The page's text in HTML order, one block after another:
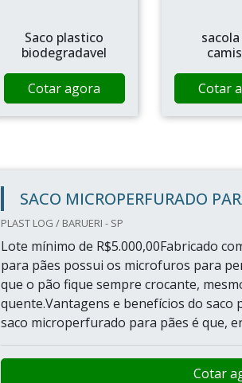
Saco plastico
biodegradavel
Cotar agora Cotar
SACO MICROPERFURADO
PLAST LOG / BARUERI - SP
Lote mínimo de R$5.000,00Fabricado
para pães possui os microfuros para
que o pão fique sempre crocante,
quente.Vantagens e benefícios do saco
saco microperfurado para pães é que,
Cotar